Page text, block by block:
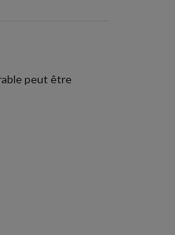
peut être